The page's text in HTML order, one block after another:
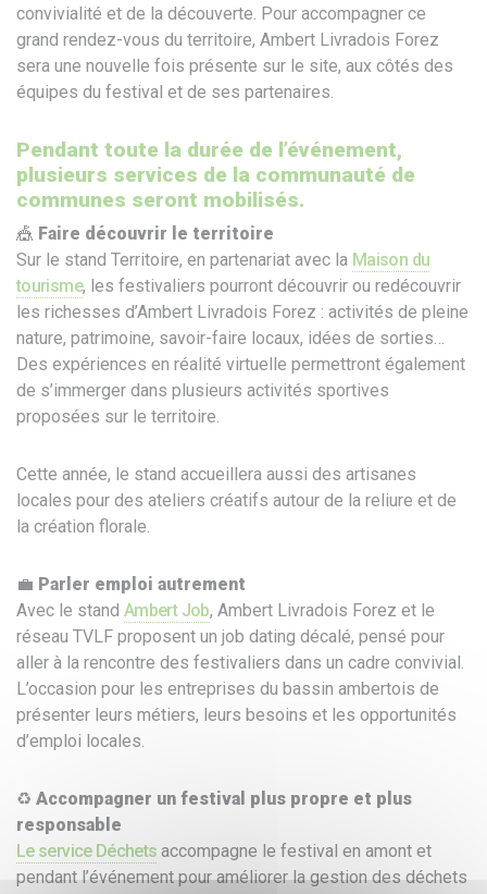
convivialité et de la découverte. Pour accompagner ce
grand rendez-vous du territoire, Ambert Livradois Forez
sera une nouvelle fois présente sur le site, aux côtés des
équipes du festival et de ses partenaires.
Pendant toute la durée de l’événement,
plusieurs services de la communauté de
communes seront mobilisés.
🎪 Faire découvrir le territoire
Sur le stand Territoire, en partenariat avec la Maison du
tourisme, les festivaliers pourront découvrir ou redécouvrir
les richesses d’Ambert Livradois Forez : activités de pleine
nature, patrimoine, savoir-faire locaux, idées de sorties…
Des expériences en réalité virtuelle permettront également
de s’immerger dans plusieurs activités sportives
proposées sur le territoire.
Cette année, le stand accueillera aussi des artisanes
locales pour des ateliers créatifs autour de la reliure et de
la création florale.
💼 Parler emploi autrement
Avec le stand Ambert Job, Ambert Livradois Forez et le
réseau TVLF proposent un job dating décalé, pensé pour
aller à la rencontre des festivaliers dans un cadre convivial.
L’occasion pour les entreprises du bassin ambertois de
présenter leurs métiers, leurs besoins et les opportunités
d’emploi locales.
♻️ Accompagner un festival plus propre et plus
responsable
Le service Déchets accompagne le festival en amont et
pendant l’événement pour améliorer la gestion des déchets